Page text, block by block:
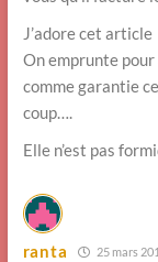
J’adore cet article
On emprunte
comme garantie
coup….
Elle n’est pas
ranta 25 mars